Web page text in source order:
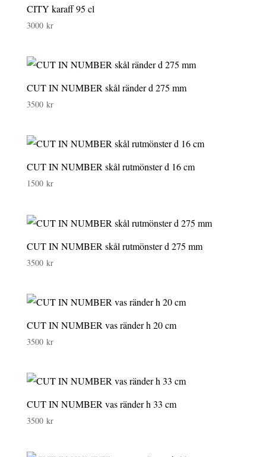
CITY karaff 95 cl
3000 kr
CUT IN NUMBER skål ränder d 275 mm
3500 kr
CUT IN NUMBER skål rutmönster d 16 cm
1500 kr
CUT IN NUMBER skål rutmönster d 275 mm
3500 kr
CUT IN NUMBER vas ränder h 20 cm
3500 kr
CUT IN NUMBER vas ränder h 33 cm
3500 kr